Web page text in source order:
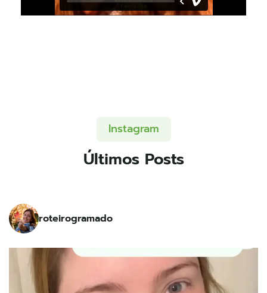
Instagram
Últimos Posts
roteirogramado